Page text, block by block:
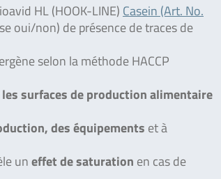
HL (HOOK-LINE) Casein (Art. No.
oui/non) de présence de traces de
selon la méthode HACCP
surfaces de production alimentaire
des équipements et à
uneffet de saturation en cas de